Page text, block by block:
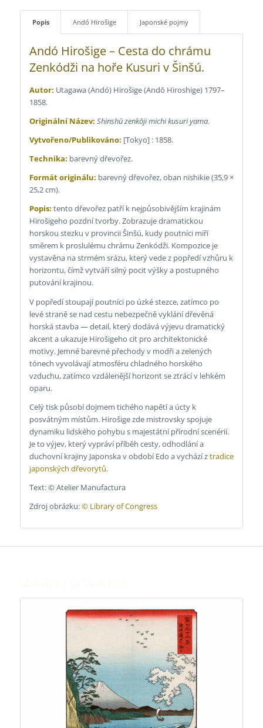
Popis Andó Hirošige Japonské pojmy
Andó Hirošige – Cesta do chrámu
Zenkódži na hoře Kusuri v Šinšú.
Autor: Utagawa (Andó) Hirošige (Andō Hiroshige) 1797–
1858.
Originální Název: Shinshū zenkōji michi kusuri yama.
Vytvořeno/Publikováno: [Tokyo] : 1858.
Technika: barevný dřevořez.
Formát originálu: barevný dřevořez, oban nishikie (35,9 ×
25,2 cm).
Popis: tento dřevořez patří k nejpůsobivějším krajinám
Hirošigeho pozdní tvorby. Zobrazuje dramatickou
horskou stezku v provincii Šinšú, kudy poutníci míří
směrem k proslulému chrámu Zenkódži. Kompozice je
vystavěna na strmém srázu, který vede z popředí vzhůru k
horizontu, čímž vytváří silný pocit výšky a postupného
putování krajinou.
V popředí stoupají poutníci po úzké stezce, zatímco po
levé straně se nad cestu nebezpečně vyklání dřevěná
horská stavba — detail, který dodává výjevu dramatický
akcent a ukazuje Hirošigeho cit pro architektonické
motivy. Jemné barevné přechody v modři a zelených
tónech vyvolávají atmosféru chladného horského
vzduchu, zatímco vzdálenější horizont se ztrácí v lehkém
oparu.
Celý tisk působí dojmem tichého napětí a úcty k
posvátným místům. Hirošige zde mistrovsky spojuje
dynamiku lidského pohybu s majestátní přírodní scenérií.
Je to výjev, který vypráví příběh cesty, odhodlání a
duchovní krajiny Japonska v období Edo a vychází ztradice
japonských dřevorytů.
Text: © Atelier Manufactura
Zdroj obrázku:© Library of Congress